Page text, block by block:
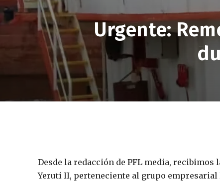
Urgente:
Desde la redacción de PFL media,
Yeruti II, perteneciente al grupo empresarial